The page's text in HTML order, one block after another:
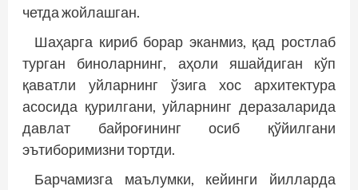
четда жойлашган.
Шаҳарга кириб борар эканмиз, қад ростлаб
турган биноларнинг, аҳоли яшайдиган кўп
қаватли уйларнинг ўзига хос архитектура
асосида қурилгани, уйларнинг деразаларида
давлат байроғининг осиб қўйилгани
эътиборимизни тортди.
Барчамизга маълумки, ке­йинги йилларда